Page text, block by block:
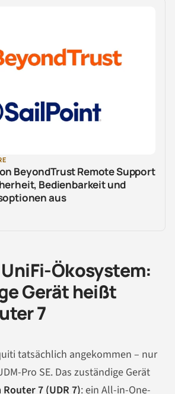
BeyondTrust Remote Support
Bedienbarkeit und
aus
Ökosystem:
Gerät heißt
7
tatsächlich angekommen – nur
Pro SE. Das zuständige Gerät
7 (UDR 7): ein All-in-One-